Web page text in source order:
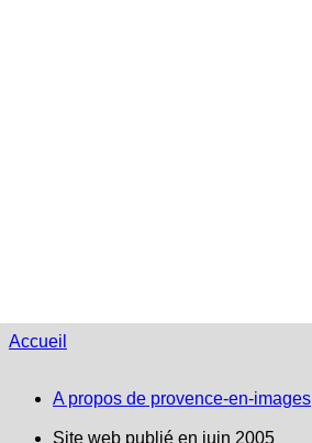
Accueil
A propos de provence-en-images
Site web publié en juin 2005